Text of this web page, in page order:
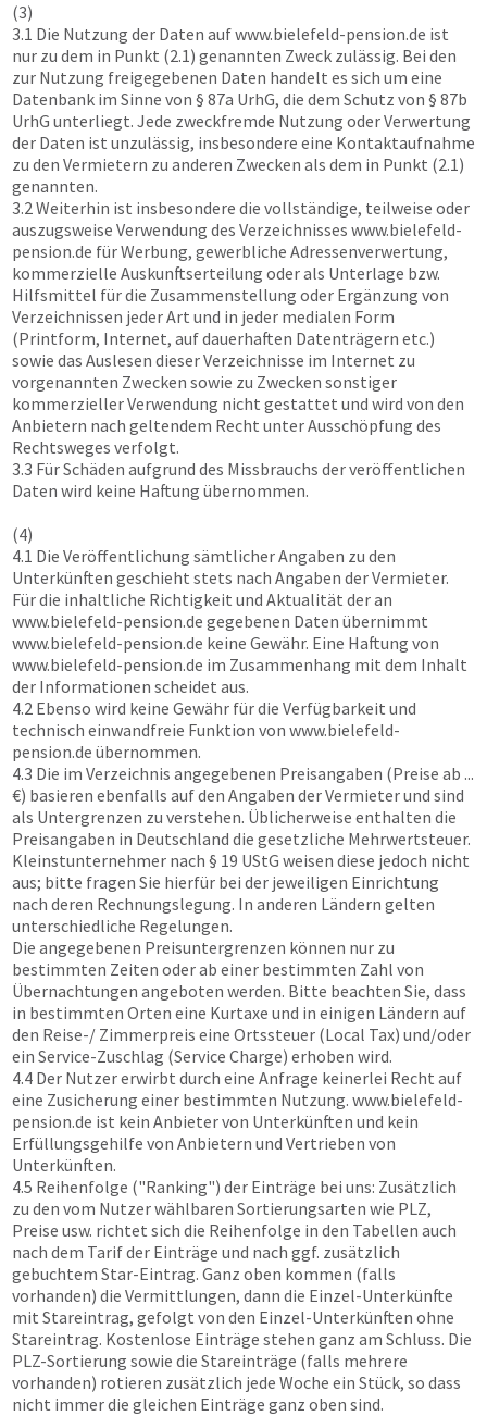
(3)
3.1 Die Nutzung der Daten aufwww.bielefeld-pension.de ist
nur zu dem in Punkt (2.1) genannten Zweck zulässig. Bei den
zur Nutzung freigegebenen Daten handelt es sich um eine
Datenbank im Sinne von § 87a UrhG, die dem Schutz von § 87b
UrhG unterliegt. Jede zweckfremde Nutzung oder Verwertung
der Daten ist unzulässig, insbesondere eine Kontaktaufnahme
zu den Vermietern zu anderen Zwecken als dem in Punkt (2.1)
genannten.
3.2 Weiterhin ist insbesondere die vollständige, teilweise oder
auszugsweise Verwendung des Verzeichnisses www.bielefeld-
pension.de für Werbung, gewerbliche Adressenverwertung,
kommerzielle Auskunftserteilung oder als Unterlage bzw.
Hilfsmittel für die Zusammenstellung oder Ergänzung von
Verzeichnissen jeder Art und in jeder medialen Form
(Printform, Internet, auf dauerhaften Datenträgern etc.)
sowie das Auslesen dieser Verzeichnisse im Internet zu
vorgenannten Zwecken sowie zu Zwecken sonstiger
kommerzieller Verwendung nicht gestattet und wird von den
Anbietern nach geltendem Recht unter Ausschöpfung des
Rechtsweges verfolgt.
3.3 Für Schäden aufgrund des Missbrauchs der veröffentlichen
Daten wird keine Haftung übernommen.
(4)
4.1 Die Veröffentlichung sämtlicher Angaben zu den
Unterkünften geschieht stets nach Angaben der Vermieter.
Für die inhaltliche Richtigkeit und Aktualität der an
www.bielefeld-pension.de gegebenen Daten übernimmt
www.bielefeld-pension.de keine Gewähr. Eine Haftung von
www.bielefeld-pension.de im Zusammenhang mit dem Inhalt
der Informationen scheidet aus.
4.2 Ebenso wird keine Gewähr für die Verfügbarkeit und
technisch einwandfreie Funktion von www.bielefeld-
pension.de übernommen.
4.3 Die im Verzeichnis angegebenen Preisangaben (Preise ab ...
€) basieren ebenfalls auf den Angaben der Vermieter und sind
als Untergrenzen zu verstehen. Üblicherweise enthalten die
Preisangaben in Deutschland die gesetzliche Mehrwertsteuer.
Kleinstunternehmer nach § 19 UStG weisen diese jedoch nicht
aus; bitte fragen Sie hierfür bei der jeweiligen Einrichtung
nach deren Rechnungslegung. In anderen Ländern gelten
unterschiedliche Regelungen.
Die angegebenen Preisuntergrenzen können nur zu
bestimmten Zeiten oder ab einer bestimmten Zahl von
Übernachtungen angeboten werden. Bitte beachten Sie, dass
in bestimmten Orten eine Kurtaxe und in einigen Ländern auf
den Reise-/ Zimmerpreis eine Ortssteuer (Local Tax) und/oder
ein Service-Zuschlag (Service Charge) erhoben wird.
4.4 Der Nutzer erwirbt durch eine Anfrage keinerlei Recht auf
eine Zusicherung einer bestimmten Nutzung. www.bielefeld-
pension.de ist kein Anbieter von Unterkünften und kein
Erfüllungsgehilfe von Anbietern und Vertrieben von
Unterkünften.
4.5 Reihenfolge ("Ranking") der Einträge bei uns: Zusätzlich
zu den vom Nutzer wählbaren Sortierungsarten wie PLZ,
Preise usw. richtet sich die Reihenfolge in den Tabellen auch
nach dem Tarif der Einträge und nach ggf. zusätzlich
gebuchtem Star-Eintrag. Ganz oben kommen (falls
vorhanden) die Vermittlungen, dann die Einzel-Unterkünfte
mit Stareintrag, gefolgt von den Einzel-Unterkünften ohne
Stareintrag. Kostenlose Einträge stehen ganz am Schluss. Die
PLZ-Sortierung sowie die Stareinträge (falls mehrere
vorhanden) rotieren zusätzlich jede Woche ein Stück, so dass
nicht immer die gleichen Einträge ganz oben sind.